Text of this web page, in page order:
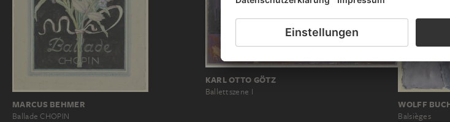
MARCUS BEHMER
Ballade CHOPIN
KARL OTTO GÖTZ
Ballettszene I
WOLFF
Balsièges